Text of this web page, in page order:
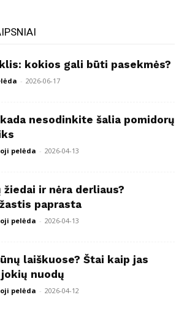
kokios gali būti pasekmės?
- 2026-06-17
nesodinkite šalia pomidorų
pelėda - 2026-04-13
ir nėra derliaus?
paprasta
pelėda - 2026-04-13
laiškuose? Štai kaip jas
nuodų
pelėda - 2026-04-12